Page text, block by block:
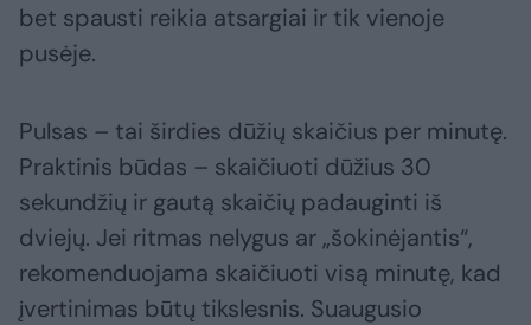
bet spausti reikia atsargiai ir tik vienoje
pusėje.
Pulsas – tai širdies dūžių skaičius per minutę.
Praktinis būdas – skaičiuoti dūžius 30
sekundžių ir gautą skaičių padauginti iš
dviejų. Jei ritmas nelygus ar „šokinėjantis“,
rekomenduojama skaičiuoti visą minutę, kad
įvertinimas būtų tikslesnis. Suaugusio